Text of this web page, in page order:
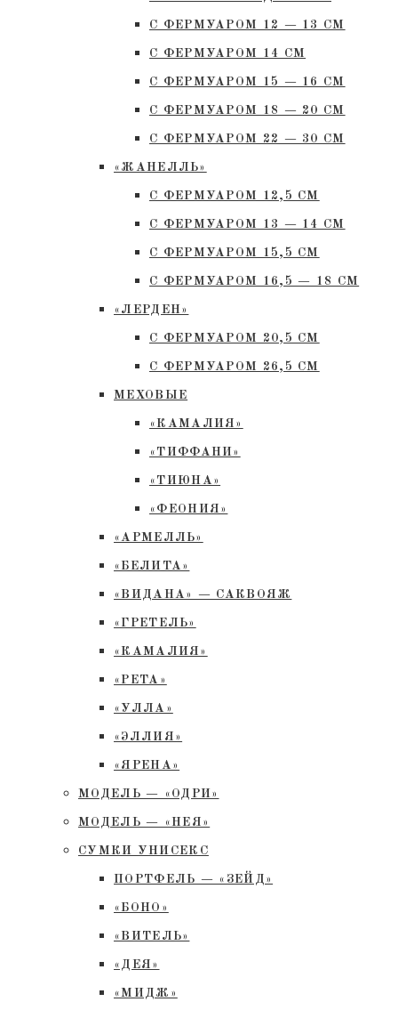
С ФЕРМУАРОМ 12 — 13 СМ
С ФЕРМУАРОМ 14 СМ
С ФЕРМУАРОМ 15 — 16 СМ
C ФЕРМУАРОМ 18 — 20 СМ
С ФЕРМУАРОМ 22 — 30 СМ
«ЖАНЕЛЛЬ»
С ФЕРМУАРОМ 12,5 СМ
С ФЕРМУАРОМ 13 — 14 СМ
С ФЕРМУАРОМ 15,5 СМ
С ФЕРМУАРОМ 16,5 — 18 СМ
«ЛЕРДЕН»
С ФЕРМУАРОМ 20,5 СМ
С ФЕРМУАРОМ 26,5 СМ
МЕХОВЫЕ
«КАМАЛИЯ»
«ТИФФАНИ»
«ТИЮНА»
«ФЕОНИЯ»
«АРМЕЛЛЬ»
«БЕЛИТА»
«ВИДАНА» — САКВОЯЖ
«ГРЕТЕЛЬ»
«КАМАЛИЯ»
«РЕТА»
«УЛЛА»
«ЭЛЛИЯ»
«ЯРЕНА»
МОДЕЛЬ — «ОДРИ»
МОДЕЛЬ — «НЕЯ»
СУМКИ УНИСЕКС
ПОРТФЕЛЬ — «ЗЕЙД»
«БОНО»
«ВИТЕЛЬ»
«ДЕЯ»
«МИДЖ»